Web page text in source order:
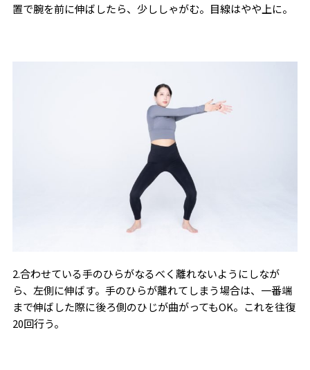
置で腕を前に伸ばしたら、少ししゃがむ。目線はやや上に。
2.合わせている手のひらがなるべく離れないようにしなが
ら、左側に伸ばす。手のひらが離れてしまう場合は、一番端
まで伸ばした際に後ろ側のひじが曲がってもOK。これを往復
20回行う。